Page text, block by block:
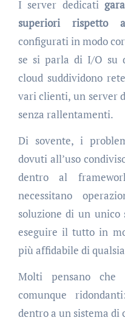
I server dedicati
superiori rispetto
configurati in modo
se si parla di I/O su
cloud suddividono
vari clienti, un server
senza rallentamenti.
Di sovente, i
dovuti all’uso
dentro al
necessitano
soluzione di un unico
eseguire il tutto in
più affidabile di
Molti pensano
comunque
dentro a un sistema di